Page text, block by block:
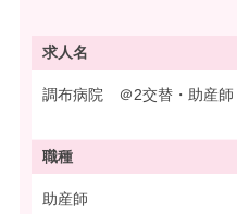
求人名
調布病院 ＠2交替・助産師
職種
助産師